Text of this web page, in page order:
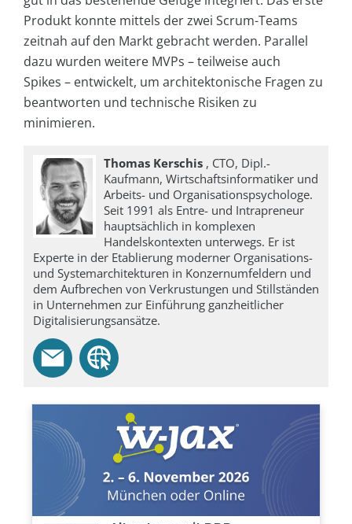
Produkt konnte mittels der zwei Scrum-Teams
zeitnah auf den Markt gebracht werden. Parallel
dazu wurden weitere MVPs – teilweise auch
Spikes – entwickelt, um architektonische Fragen zu
beantworten und technische Risiken zu
minimieren.
Thomas Kerschis , CTO, Dipl.-
Kaufmann, Wirtschaftsinformatiker und
Arbeits- und Organisationspsychologe.
Seit 1991 als Entre- und Intrapreneur
hauptsächlich in komplexen
Handelskontexten unterwegs. Er ist
Experte in der Etablierung moderner Organisations-
und Systemarchitekturen in Konzernumfeldern und
dem Aufbrechen von Verkrustungen und Stillständen
in Unternehmen zur Einführung ganzheitlicher
Digitalisierungsansätze.